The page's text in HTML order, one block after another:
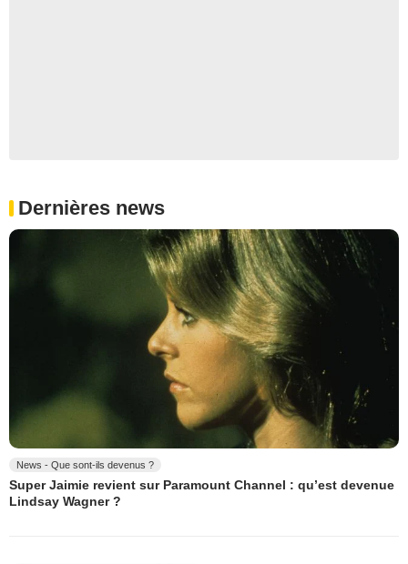
Dernières news
News - Que sont-ils devenus ?
Super Jaimie revient sur Paramount Channel : qu’est devenue
Lindsay Wagner ?